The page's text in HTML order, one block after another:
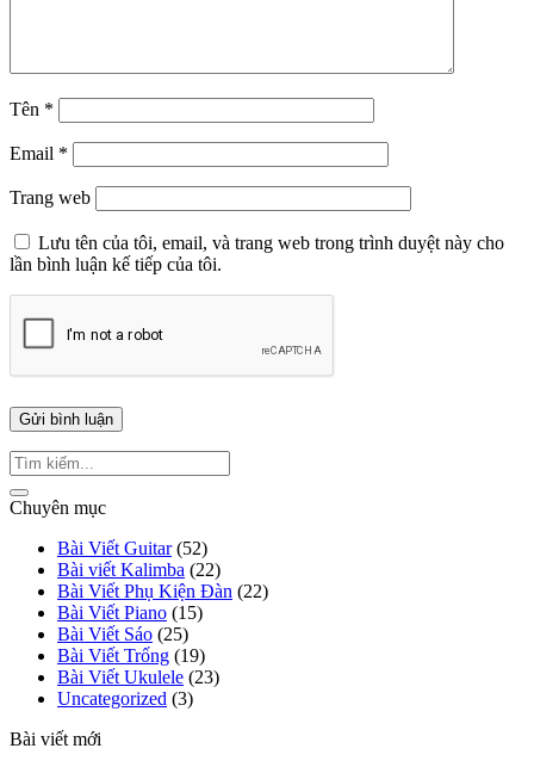
Tên *
Email *
Trang web
Lưu tên của tôi, email, và trang web trong trình duyệt này cho
lần bình luận kế tiếp của tôi.
Chuyên mục
Bài Viết Guitar(52)
Bài viết Kalimba (22)
Bài Viết Phụ Kiện Đàn (22)
Bài Viết Piano (15)
Bài Viết Sáo (25)
Bài Viết Trống (19)
Bài Viết Ukulele (23)
Uncategorized (3)
Bài viết mới